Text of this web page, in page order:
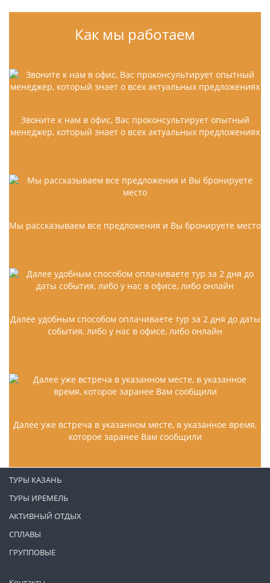
Как мы работаем
Звоните к нам в офис, Вас проконсультирует опытный
менеджер, который знает о всех актуальных предложениях
Мы рассказываем все предложения и Вы бронируете место
Далее удобным способом оплачиваете тур за 2 дня до даты
события, либо у нас в офисе, либо онлайн
Далее уже встреча в указанном месте, в указанное время,
которое заранее Вам сообщили
ТУРЫ КАЗАНЬ
ТУРЫ ИРЕМЕЛЬ
АКТИВНЫЙ ОТДЫХ
СПЛАВЫ
ГРУППОВЫЕ